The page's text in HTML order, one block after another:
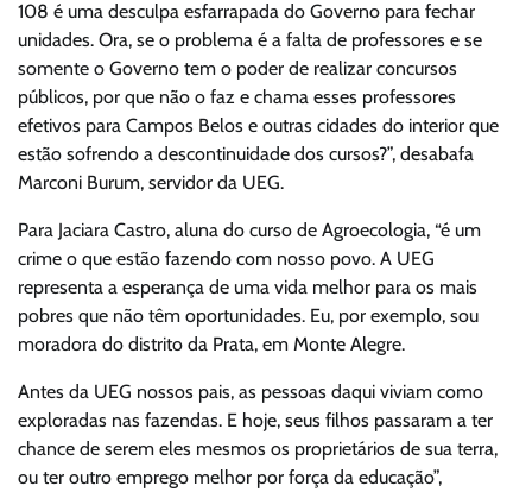
108 é uma desculpa esfarrapada do Governo para fechar
unidades. Ora, se o problema é a falta de professores e se
somente o Governo tem o poder de realizar concursos
públicos, por que não o faz e chama esses professores
efetivos para Campos Belos e outras cidades do interior que
estão sofrendo a descontinuidade dos cursos?”, desabafa
Marconi Burum, servidor da UEG.
Para Jaciara Castro, aluna do curso de Agroecologia, “é um
crime o que estão fazendo com nosso povo. A UEG
representa a esperança de uma vida melhor para os mais
pobres que não têm oportunidades. Eu, por exemplo, sou
moradora do distrito da Prata, em Monte Alegre.
Antes da UEG nossos pais, as pessoas daqui viviam como
exploradas nas fazendas. E hoje, seus filhos passaram a ter
chance de serem eles mesmos os proprietários de sua terra,
ou ter outro emprego melhor por força da educação”,